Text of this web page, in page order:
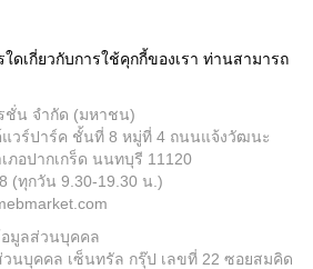
ดเกี่ยวกับการใช้คุกกี้ของเรา ท่านสามารถ
ชั่น จำกัด (มหาชน)
วร์ปาร์ค ชั้นที่ 8 หมู่ที่ 4 ถนนแจ้งวัฒนะ
ภอปากเกร็ด นนทบุรี 11120
(ทุกวัน 9.30-19.30 น.)
มูลส่วนบุคคล
นบุคคล เซ็นทรัล กรุ๊ป เลขที่ 22 ซอยสมคิด